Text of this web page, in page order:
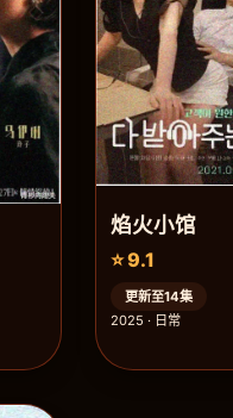
焰火小馆
⭐ 9.1
更新至14集
2025 · 日常